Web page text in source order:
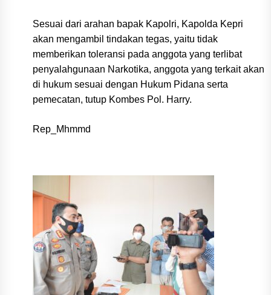
Sesuai dari arahan bapak Kapolri, Kapolda Kepri
akan mengambil tindakan tegas, yaitu tidak
memberikan toleransi pada anggota yang terlibat
penyalahgunaan Narkotika, anggota yang terkait akan
di hukum sesuai dengan Hukum Pidana serta
pemecatan, tutup Kombes Pol. Harry.
Rep_Mhmmd